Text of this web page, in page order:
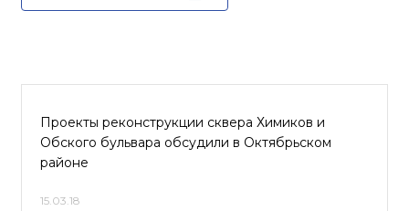
Проекты реконструкции сквера Химиков и
Обского бульвара обсудили в Октябрьском
районе
15.03.18